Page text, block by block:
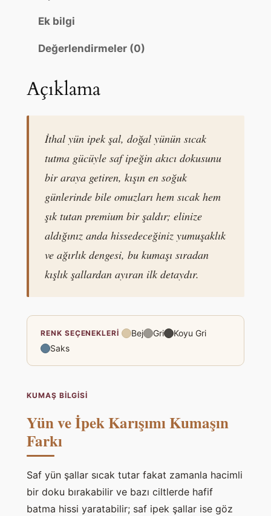
–
t
d
e
Ek bilgi
Değerlendirmeler (0)
Açıklama
İthal yün ipek şal, doğal yünün sıcak
tutma gücüyle saf ipeğin akıcı dokusunu
bir araya getiren, kışın en soğuk
günlerinde bile omuzları hem sıcak hem
şık tutan premium bir şaldır; elinize
aldığınız anda hissedeceğiniz yumuşaklık
ve ağırlık dengesi, bu kumaşı sıradan
kışlık şallardan ayıran ilk detaydır.
RENK SEÇENEKLERI Bej Gri
Koyu Gri
Saks
KUMAŞ BILGISI
Yün ve İpek Karışımı Kumaşın
Farkı
Saf yün şallar sıcak tutar fakat zamanla hacimli
bir doku bırakabilir ve bazı ciltlerde hafif
batma hissi yaratabilir; saf ipek şallar ise göz